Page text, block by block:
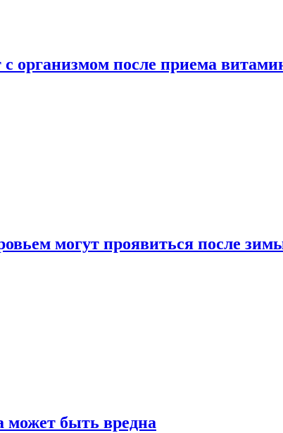
организмом после приема
могут проявиться после
может быть вредна